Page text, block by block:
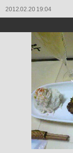
2012.02.20 19:04